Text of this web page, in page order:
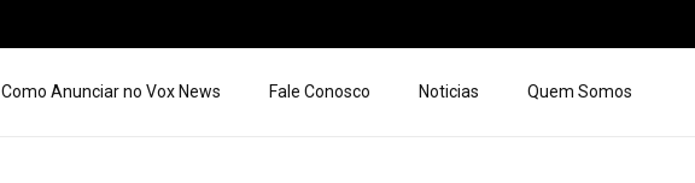
Anunciar no Vox News Fale Conosco Noticias Quem Somos